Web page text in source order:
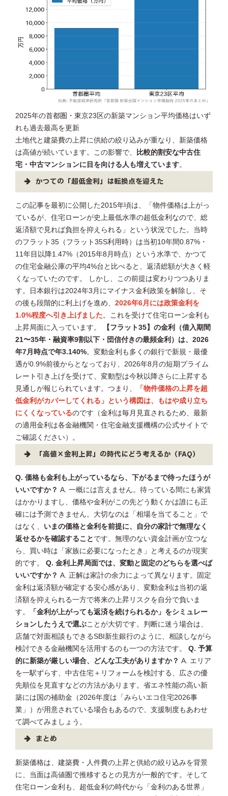
2025年の首都圏・東京23区の新築マンション平均価格はいず
れも過去最高を更新
土地代と建築費の上昇に供給の絞り込みが重なり、新築価格
は高値が続いています。この影響で、
比較的割安な中古住
宅・中古マンションに目を向ける人も増えています。
かつての「超低金利」は転換点を迎えた
この記事を最初に公開した2015年頃は、「物件価格は上がっ
ているが、住宅ローンが史上最低水準の超低金利なので、総
返済額で見れば負担を抑えられる」という状況でした。当時
のフラット35（フラット35S利用時）は当初10年間0.87%・
11年目以降1.47%（2015年8月時点）という水準で、かつて
の住宅金融公庫の平均4%台と比べると、返済総額が大きく軽
くなっていたのです。 しかし、この前提は変わりつつありま
す。日本銀行は2024年3月にマイナス金利政策を解除し、そ
の後も段階的に利上げを進め、 2026年6月には政策金利を
1.0%程度へ引き上げました 。これを受けて住宅ローン金利も
上昇局面に入っています。
【フラット35】の金利（借入期間
21〜35年・融資率9割以下・団信付きの最頻金利）は、2026
年7月時点で年3.140%。変動金利も多くの銀行で新規・最優
遇が0.9%前後からとなっており、2026年8月の短期プライム
レート引き上げを受けて、変動型は今秋以降さらに上昇する
見通しが報じられています。つまり、
「物件価格の上昇を超
低金利がカバーしてくれる」という構図は、もはや成り立ち
にくくなっているのです（金利は毎月見直されるため、最新
の適用金利は各金融機関・住宅金融支援機構の公式サイトで
ご確認ください）。
「高値×金利上昇」の時代にどう考えるか（FAQ）
Q. 価格も金利も上がっているなら、下がるまで待ったほうが
いいですか？ A. 一概には言えません。待っている間にも家賃
はかかりますし、価格や金利がこの先どう動くかは誰にも正
確には予測できません。大切なのは「相場を当てること」で
はなく、 いまの価格と金利を前提に、自分の家計で無理なく
返せるかを確認すること です。無理のない資金計画が立つな
ら、買い時は「家族に必要になったとき」と考えるのが現実
的です。 Q. 金利上昇局面では、変動と固定のどちらを選べば
いいですか？ A. 正解は家計の余力によって異なります。固定
金利は返済額が確定する安心感があり、変動金利は当初の返
済額を抑えられる一方で将来の上昇リスクを自分で負いま
す。
「金利が上がっても返済を続けられるか」をシミュレー
ションしたうえで選ぶことが大切です。判断に迷う場合は、
店舗で対面相談もできるSBI新生銀行のように、相談しながら
検討できる金融機関を活用するのも一つの方法です。 Q. 予算
的に新築が厳しい場合、どんな工夫がありますか？ A. エリア
を一駅ずらす、中古住宅＋リフォームを検討する、広さの優
先順位を見直すなどの方法があります。省エネ性能の高い新
築には国の補助金（2026年度は「みらいエコ住宅2026事
業」）が用意されている場合もあるので、支援制度もあわせ
て調べてみましょう。
まとめ
新築価格は、建築費・人件費の上昇と供給の絞り込みを背景
に、当面は高値圏で推移するとの見方が一般的です。そして
住宅ローン金利も、超低金利の時代から「金利のある世界」